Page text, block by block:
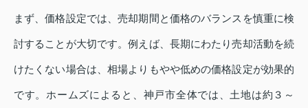
まず、価格設定では、売却期間と価格のバランスを慎重に検
討することが大切です。例えば、長期にわたり売却活動を続
けたくない場合は、相場よりもやや低めの価格設定が効果的
です。ホームズによると、神戸市全体では、土地は約３～